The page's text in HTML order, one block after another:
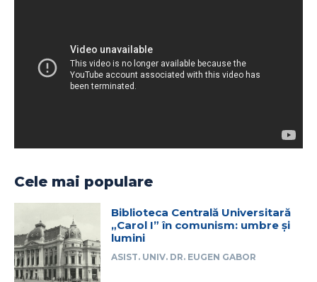
Cele mai populare
Biblioteca Centrală Universitară
„Carol I” în comunism: umbre și
lumini
ASIST. UNIV. DR. EUGEN GABOR